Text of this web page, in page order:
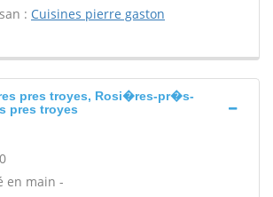
: Cuisines pierre gaston
pres troyes, Rosi�res-pr�s-
pres troyes
en main -